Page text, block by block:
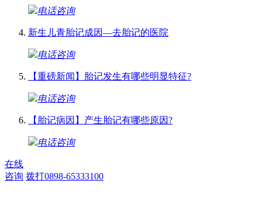
电话咨询
新生儿青胎记成因—去胎记的医院
电话咨询
【重磅新闻】胎记发生有哪些明显特征?
电话咨询
【胎记病因】产生胎记有哪些原因?
电话咨询
在线
咨询 拨打0898-65333100